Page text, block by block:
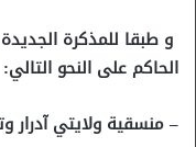
و طبقا للمذكرة
الحاكم على النحو التالي:
– منسقية ولايتي آدرار